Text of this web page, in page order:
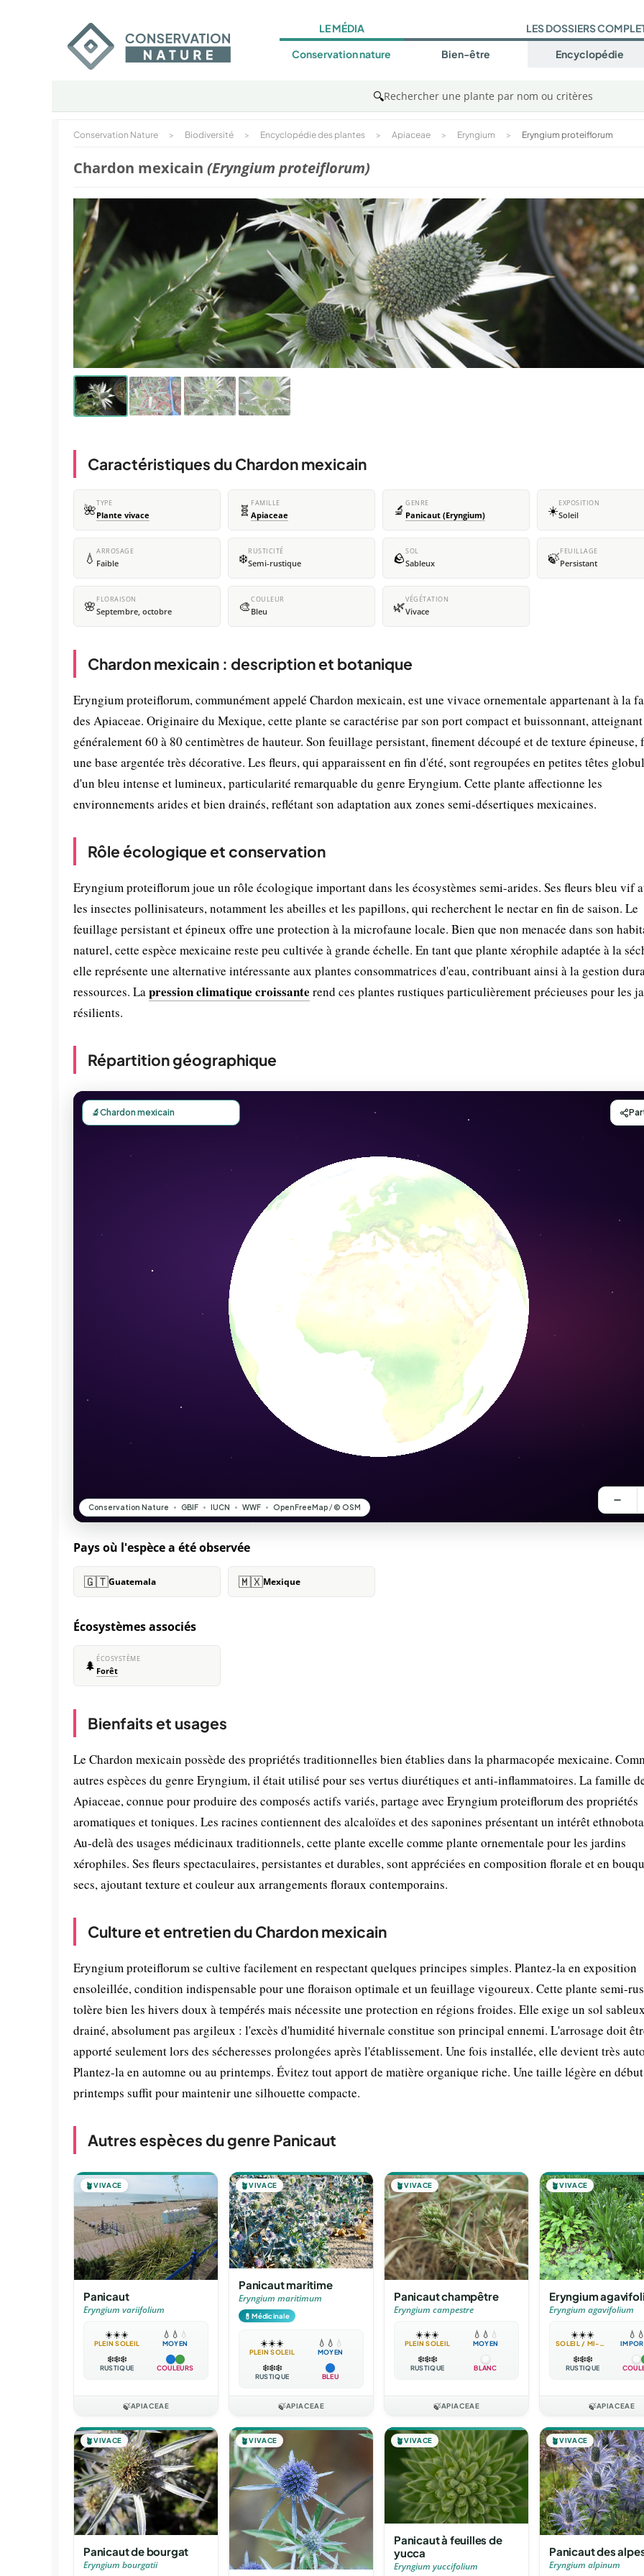
LE MÉDIA
Conservation nature
LES DOSSIERS
Bien-être Encyclopédie
🔍Rechercher une plante par nom ou critères
Conservation Nature > Biodiversité > Encyclopédie des plantes > Apiaceae > Eryngium > Eryngium proteiflorum
Chardon mexicain (Eryngium proteiflorum)
Caractéristiques du Chardon mexicain
🌺TYPE
Plante vivace 🧬 FAMILLE
Apiaceae 🔬 GENRE
Panicaut (Eryngium) ☀️EXPOSITION
Soleil
💧 ARROSAGE
Faible ❄️RUSTICITÉ
Semi-rustique 🪨SOL
Sableux 🍃FEUILLAGE
Persistant
🌸 FLORAISON
Septembre, octobre 🎨COULEUR
Bleu 🌿VÉGÉTATION
Vivace
Chardon mexicain : description et botanique
Eryngium proteiflorum, communément appelé Chardon mexicain, est une vivace ornementale appartenant à la
des Apiaceae. Originaire du Mexique, cette plante se caractérise par son port compact et buissonnant, atteignant
généralement 60 à 80 centimètres de hauteur. Son feuillage persistant, finement découpé et de texture épineuse,
une base argentée très décorative. Les fleurs, qui apparaissent en fin d'été, sont regroupées en petites têtes
d'un bleu intense et lumineux, particularité remarquable du genre Eryngium. Cette plante affectionne les
environnements arides et bien drainés, reflétant son adaptation aux zones semi-désertiques mexicaines.
Rôle écologique et conservation
Eryngium proteiflorum joue un rôle écologique important dans les écosystèmes semi-arides. Ses fleurs bleu vif
les insectes pollinisateurs, notamment les abeilles et les papillons, qui recherchent le nectar en fin de saison. Le
feuillage persistant et épineux offre une protection à la microfaune locale. Bien que non menacée dans son
naturel, cette espèce mexicaine reste peu cultivée à grande échelle. En tant que plante xérophile adaptée à la
elle représente une alternative intéressante aux plantes consommatrices d'eau, contribuant ainsi à la gestion
ressources. Lapression climatique croissante rend ces plantes rustiques particulièrement précieuses pour les
résilients.
Répartition géographique
Pays où l'espèce a été observée
🇬🇹Guatemala 🇲🇽Mexique
Écosystèmes associés
🌲 ÉCOSYSTÈME
Forêt
Bienfaits et usages
Le Chardon mexicain possède des propriétés traditionnelles bien établies dans la pharmacopée mexicaine.
autres espèces du genre Eryngium, il était utilisé pour ses vertus diurétiques et anti-inflammatoires. La famille
Apiaceae, connue pour produire des composés actifs variés, partage avec Eryngium proteiflorum des propriétés
aromatiques et toniques. Les racines contiennent des alcaloïdes et des saponines présentant un intérêt
Au-delà des usages médicinaux traditionnels, cette plante excelle comme plante ornementale pour les jardins
xérophiles. Ses fleurs spectaculaires, persistantes et durables, sont appréciées en composition florale et en
secs, ajoutant texture et couleur aux arrangements floraux contemporains.
Culture et entretien du Chardon mexicain
Eryngium proteiflorum se cultive facilement en respectant quelques principes simples. Plantez-la en exposition
ensoleillée, condition indispensable pour une floraison optimale et un feuillage vigoureux. Cette plante semi-
tolère bien les hivers doux à tempérés mais nécessite une protection en régions froides. Elle exige un sol
drainé, absolument pas argileux : l'excès d'humidité hivernale constitue son principal ennemi. L'arrosage doit
apporté seulement lors des sécheresses prolongées après l'établissement. Une fois installée, elle devient très
Plantez-la en automne ou au printemps. Évitez tout apport de matière organique riche. Une taille légère en
printemps suffit pour maintenir une silhouette compacte.
Autres espèces du genre Panicaut
🪴VIVACE
Panicaut
Eryngium variifolium
☀️☀️☀️
PLEIN SOLEIL
💧 💧 💧
MOYEN
❄️❄️❄️
RUSTIQUE COULEURS
🍃APIACEAE
🪴VIVACE
Panicaut maritime
Eryngium maritimum
💊Médicinale
☀️☀️☀️
PLEIN SOLEIL
💧 💧 💧
MOYEN
❄️❄️❄️
RUSTIQUE BLEU
🍃APIACEAE
🪴VIVACE
Panicaut champêtre
Eryngium campestre
☀️☀️☀️
PLEIN SOLEIL
💧 💧 💧
MOYEN
❄️❄️❄️
RUSTIQUE BLANC
🍃APIACEAE
🪴VIVACE
Eryngium
Eryngium agavifolium
☀️☀️☀️
SOLEIL / MI-OMBRE
💧 💧
❄️❄️❄️
RUSTIQUE
🍃APIACEAE
🪴VIVACE
Panicaut de bourgat
Eryngium bourgatii
🪴VIVACE 🪴VIVACE
Panicaut à feuilles de
yucca
Eryngium yuccifolium
🪴VIVACE
Panicaut des
Eryngium alpinum